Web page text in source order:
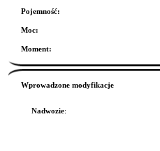
Pojemność:
Moc:
Moment:
Wprowadzone modyfikacje
Nadwozie: